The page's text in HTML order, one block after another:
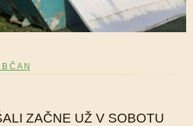
B Č A N
ZAČNE UŽ V SOBOTU